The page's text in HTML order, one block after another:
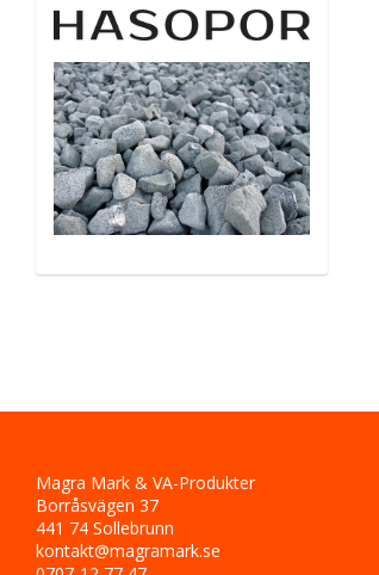
Magra Mark & VA-Produkter
Borråsvägen 37
441 74 Sollebrunn
kontakt@magramark.se